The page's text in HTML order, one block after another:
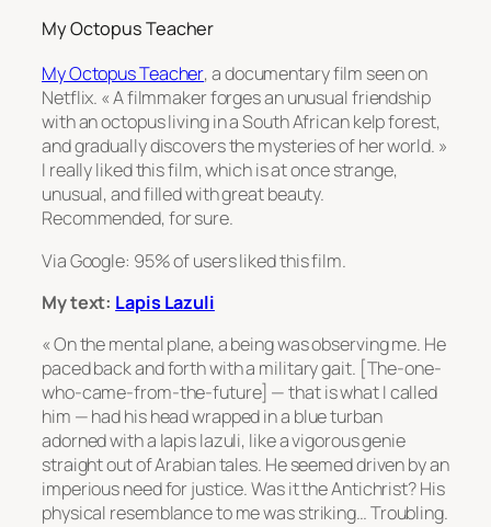
My Octopus Teacher
My Octopus Teacher, a documentary film seen on
Netflix. « A filmmaker forges an unusual friendship
with an octopus living in a South African kelp forest,
and gradually discovers the mysteries of her world. »
I really liked this film, which is at once strange,
unusual, and filled with great beauty.
Recommended, for sure.
Via Google: 95% of users liked this film.
My text: Lapis Lazuli
« On the mental plane, a being was observing me. He
paced back and forth with a military gait. [The-one-
who-came-from-the-future] — that is what I called
him — had his head wrapped in a blue turban
adorned with a lapis lazuli, like a vigorous genie
straight out of Arabian tales. He seemed driven by an
imperious need for justice. Was it the Antichrist? His
physical resemblance to me was striking… Troubling.